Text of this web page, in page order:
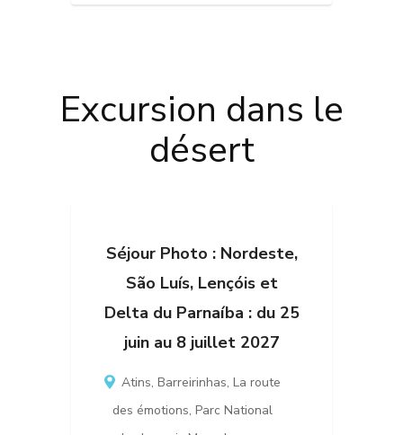
Excursion dans le
désert
Séjour Photo : Nordeste,
São Luís, Lençóis et
Delta du Parnaíba : du 25
juin au 8 juillet 2027
Atins, Barreirinhas, La route
des émotions, Parc National